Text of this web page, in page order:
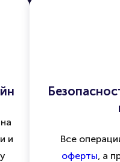
и
Все
оферты , а